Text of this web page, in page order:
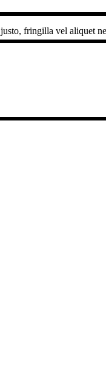
fringilla vel aliquet